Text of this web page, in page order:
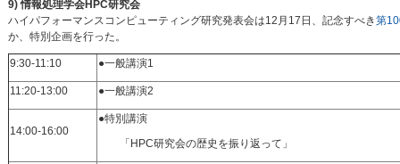
9) 情報処理学会HPC研究会
ハイパフォーマンスコンピューティング研究発表会は12月17日、記念すべき第
か、特別企画を行った。
9:30-11:10 ●一般講演1
11:20-13:00 ●一般講演2
14:00-16:00
●特別講演
「HPC研究会の歴史を振り返って」